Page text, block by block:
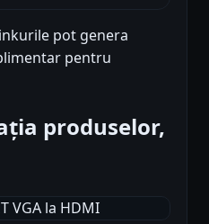
pot genera
pentru
produselor,